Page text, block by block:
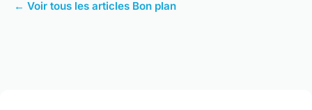
← Voir tous les articles Bon plan